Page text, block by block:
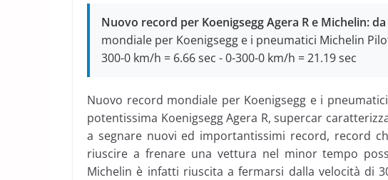
Nuovo record per Koenigsegg Agera R e Michelin:
mondiale per Koenigsegg e i pneumatici Michelin
300-0 km/h = 6.66 sec - 0-300-0 km/h = 21.19 sec
Nuovo record mondiale per Koenigsegg e i pneumatici
potentissima Koenigsegg Agera R, supercar
a segnare nuovi ed importantissimi record, record
riuscire a frenare una vettura nel minor tempo
Michelin è infatti riuscita a fermarsi dalla velocità di